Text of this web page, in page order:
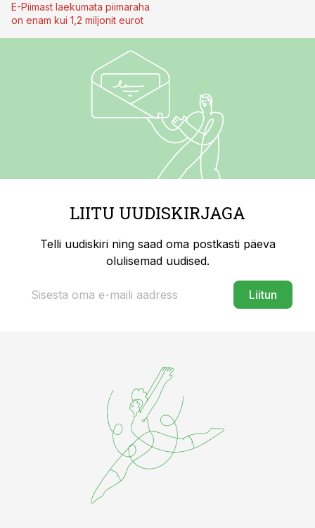
E-Piimast laekumata piimaraha
on enam kui 1,2 miljonit eurot
LIITU UUDISKIRJAGA
Telli uudiskiri ning saad oma postkasti päeva
olulisemad uudised.
Liitun